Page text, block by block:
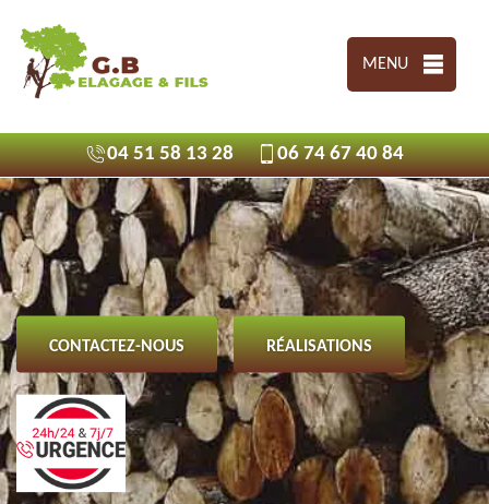
MENU
04 51 58 13 28 06 74 67 40 84
CONTACTEZ-NOUS RÉALISATIONS